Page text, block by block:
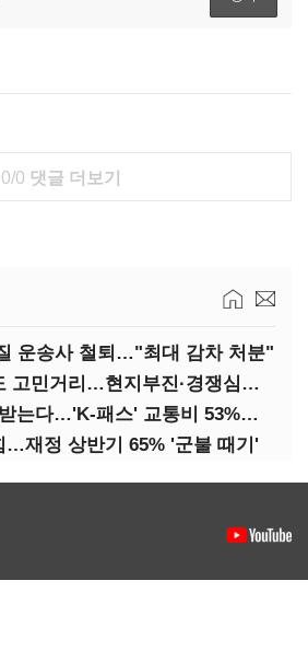
0/0 댓글 더보기
운송사 철퇴…"최대 감차 처분"
'중화권 리스크'도 고민거리…현지부진·경쟁심화·양안냉각
대중교통비 돌려받는다…'K-패스' 교통비 53%까지 환급
…재정 상반기 65% '군불 때기'